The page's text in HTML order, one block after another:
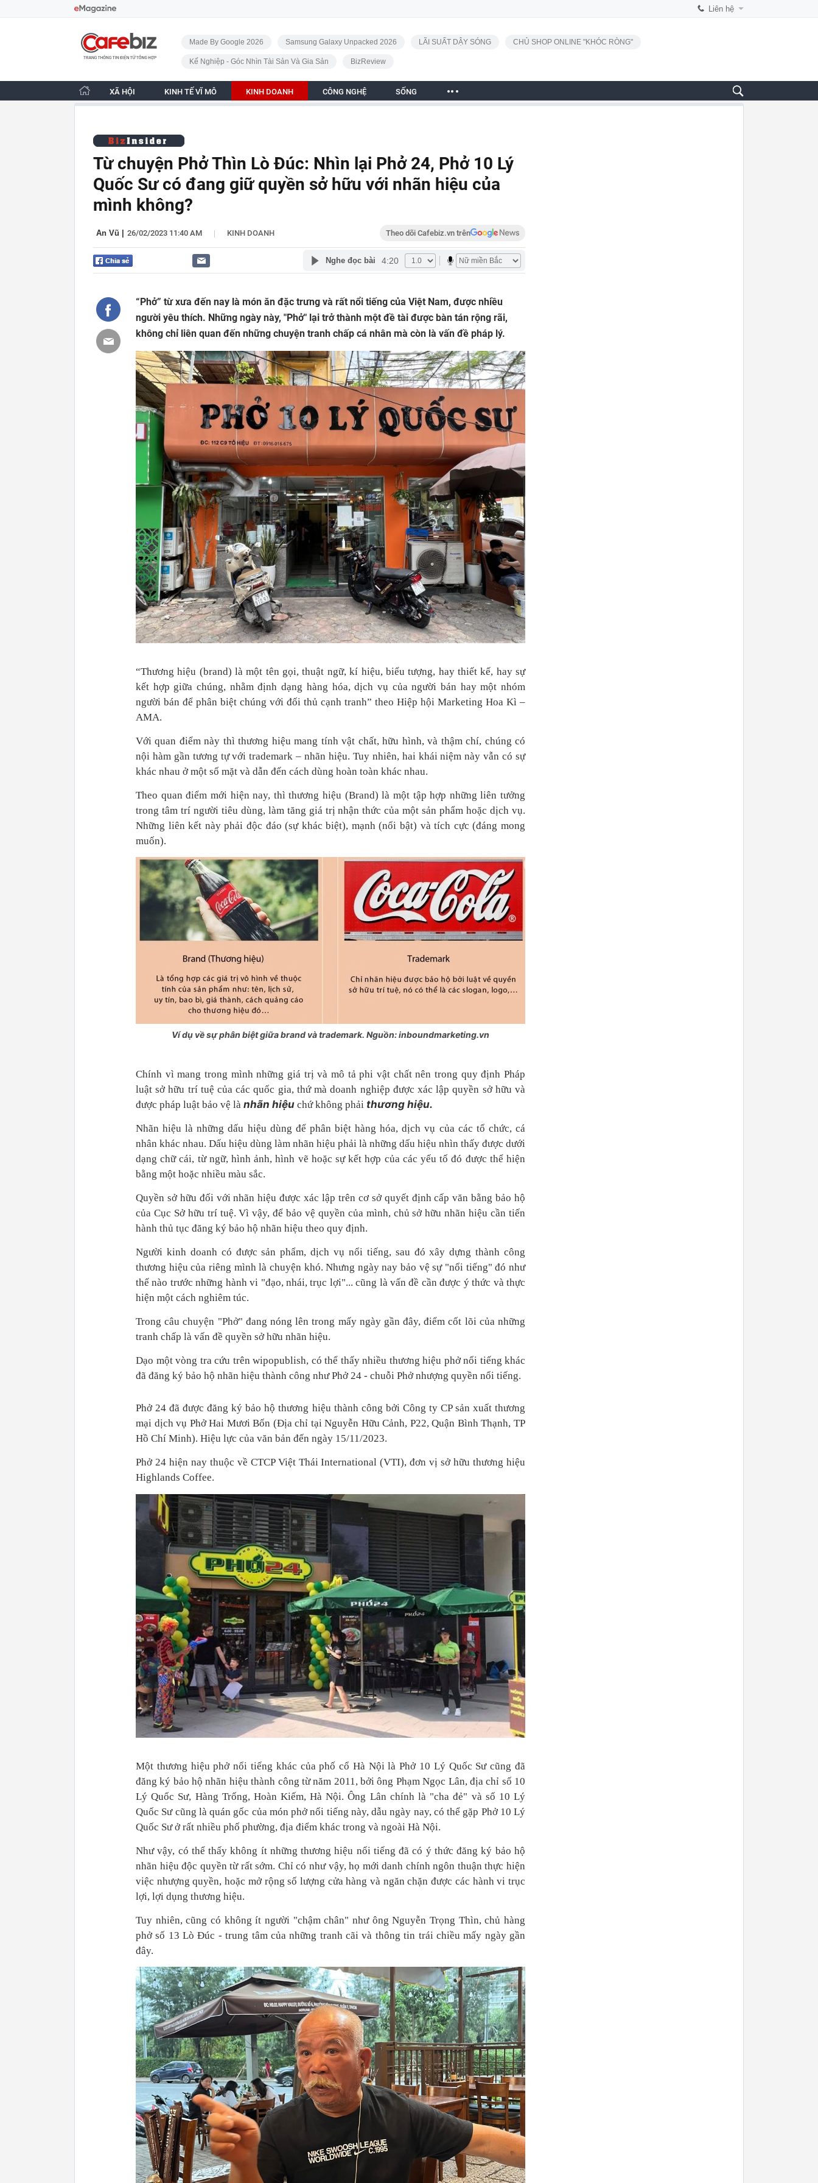
Liên hệ
CafeBiz - Trang chủ
Made By Google 2026 Samsung Galaxy Unpacked 2026 LÃI SUẤT DẬY SÓNG CHỦ SHOP ONLINE "KHÓC RÒNG"
Kế Nghiệp - Góc Nhìn Tài Sản Và Gia Sản BizReview
XÃ HỘI KINH TẾ VĨ MÔ KINH DOANH CÔNG NGHỆ SỐNG
Từ chuyện Phở Thìn Lò Đúc: Nhìn lại Phở 24, Phở 10 Lý
Quốc Sư có đang giữ quyền sở hữu với nhãn hiệu của
mình không?
An Vũ 26/02/2023 11:40 AM | KINH DOANH Theo dõi Cafebiz.vn trên
Nghe đọc bài 4:20
“Phở” từ xưa đến nay là món ăn đặc trưng và rất nổi tiếng của Việt Nam, được nhiều
người yêu thích. Những ngày này, "Phở" lại trở thành một đề tài được bàn tán rộng rãi,
không chỉ liên quan đến những chuyện tranh chấp cá nhân mà còn là vấn đề pháp lý.
“Thương hiệu (brand) là một tên gọi, thuật ngữ, kí hiệu, biểu tượng, hay thiết kế, hay sự
kết hợp giữa chúng, nhằm định dạng hàng hóa, dịch vụ của người bán hay một nhóm
người bán để phân biệt chúng với đối thủ cạnh tranh” theo Hiệp hội Marketing Hoa Kì –
AMA.
Với quan điểm này thì thương hiệu mang tính vật chất, hữu hình, và thậm chí, chúng có
nội hàm gần tương tự với trademark – nhãn hiệu. Tuy nhiên, hai khái niệm này vẫn có sự
khác nhau ở một số mặt và dẫn đến cách dùng hoàn toàn khác nhau.
Theo quan điểm mới hiện nay, thì thương hiệu (Brand) là một tập hợp những liên tưởng
trong tâm trí người tiêu dùng, làm tăng giá trị nhận thức của một sản phẩm hoặc dịch vụ.
Những liên kết này phải độc đáo (sự khác biệt), mạnh (nổi bật) và tích cực (đáng mong
muốn).
Ví dụ về sự phân biệt giữa brand và trademark. Nguồn: inboundmarketing.vn
Chính vì mang trong mình những giá trị và mô tả phi vật chất nên trong quy định Pháp
luật sở hữu trí tuệ của các quốc gia, thứ mà doanh nghiệp được xác lập quyền sở hữu và
được pháp luật bảo vệ là nhãn hiệu chứ không phải thương hiệu.
Nhãn hiệu là những dấu hiệu dùng để phân biệt hàng hóa, dịch vụ của các tổ chức, cá
nhân khác nhau. Dấu hiệu dùng làm nhãn hiệu phải là những dấu hiệu nhìn thấy được dưới
dạng chữ cái, từ ngữ, hình ảnh, hình vẽ hoặc sự kết hợp của các yếu tố đó được thể hiện
bằng một hoặc nhiều màu sắc.
Quyền sở hữu đối với nhãn hiệu được xác lập trên cơ sở quyết định cấp văn bằng bảo hộ
của Cục Sở hữu trí tuệ. Vì vậy, để bảo vệ quyền của mình, chủ sở hữu nhãn hiệu cần tiến
hành thủ tục đăng ký bảo hộ nhãn hiệu theo quy định.
Người kinh doanh có được sản phẩm, dịch vụ nổi tiếng, sau đó xây dựng thành công
thương hiệu của riêng mình là chuyện khó. Nhưng ngày nay bảo vệ sự "nổi tiếng" đó như
thế nào trước những hành vi "đạo, nhái, trục lợi"... cũng là vấn đề cần được ý thức và thực
hiện một cách nghiêm túc.
Trong câu chuyện "Phở" đang nóng lên trong mấy ngày gần đây, điểm cốt lõi của những
tranh chấp là vấn đề quyền sở hữu nhãn hiệu.
Dạo một vòng tra cứu trên wipopublish, có thể thấy nhiều thương hiệu phở nổi tiếng khác
đã đăng ký bảo hộ nhãn hiệu thành công như Phở 24 - chuỗi Phở nhượng quyền nổi tiếng.
Phở 24 đã được đăng ký bảo hộ thương hiệu thành công bởi Công ty CP sản xuất thương
mại dịch vụ Phở Hai Mươi Bốn (Địa chỉ tại Nguyễn Hữu Cảnh, P22, Quận Bình Thạnh, TP
Hồ Chí Minh). Hiệu lực của văn bản đến ngày 15/11/2023.
Phở 24 hiện nay thuộc về CTCP Việt Thái International (VTI), đơn vị sở hữu thương hiệu
Highlands Coffee.
Một thương hiệu phở nổi tiếng khác của phố cổ Hà Nội là Phở 10 Lý Quốc Sư cũng đã
đăng ký bảo hộ nhãn hiệu thành công từ năm 2011, bởi ông Phạm Ngọc Lân, địa chỉ số 10
Lý Quốc Sư, Hàng Trống, Hoàn Kiếm, Hà Nội. Ông Lân chính là "cha đẻ" và số 10 Lý
Quốc Sư cũng là quán gốc của món phở nổi tiếng này, dẫu ngày nay, có thể gặp Phở 10 Lý
Quốc Sư ở rất nhiều phố phường, địa điểm khác trong và ngoài Hà Nội.
Như vậy, có thể thấy không ít những thương hiệu nổi tiếng đã có ý thức đăng ký bảo hộ
nhãn hiệu độc quyền từ rất sớm. Chỉ có như vậy, họ mới danh chính ngôn thuận thực hiện
việc nhượng quyền, hoặc mở rộng số lượng cửa hàng và ngăn chặn được các hành vi trục
lợi, lợi dụng thương hiệu.
Tuy nhiên, cũng có không ít người "chậm chân" như ông Nguyễn Trọng Thìn, chủ hàng
phở số 13 Lò Đúc - trung tâm của những tranh cãi và thông tin trái chiều mấy ngày gần
đây.